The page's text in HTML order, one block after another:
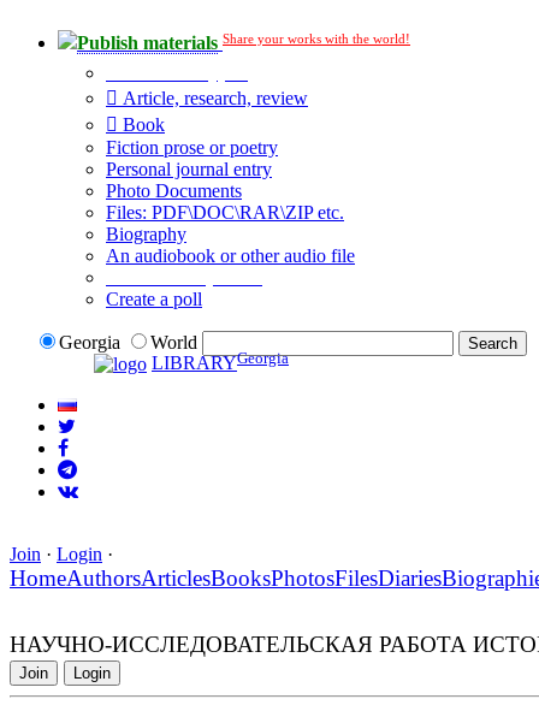
Publish materials Share your works with the world!
Article, research, review
Book
Fiction prose or poetry
Personal journal entry
Photo Documents
Files: PDF\DOC\RAR\ZIP etc.
Biography
An audiobook or other audio file
Create a poll
Georgia
World
LIBRARYGeorgia
Join · Login ·
HomeAuthorsArticlesBooksPhotosFilesDiaries
НАУЧНО-ИССЛЕДОВАТЕЛЬСКАЯ РАБОТА
Join Login